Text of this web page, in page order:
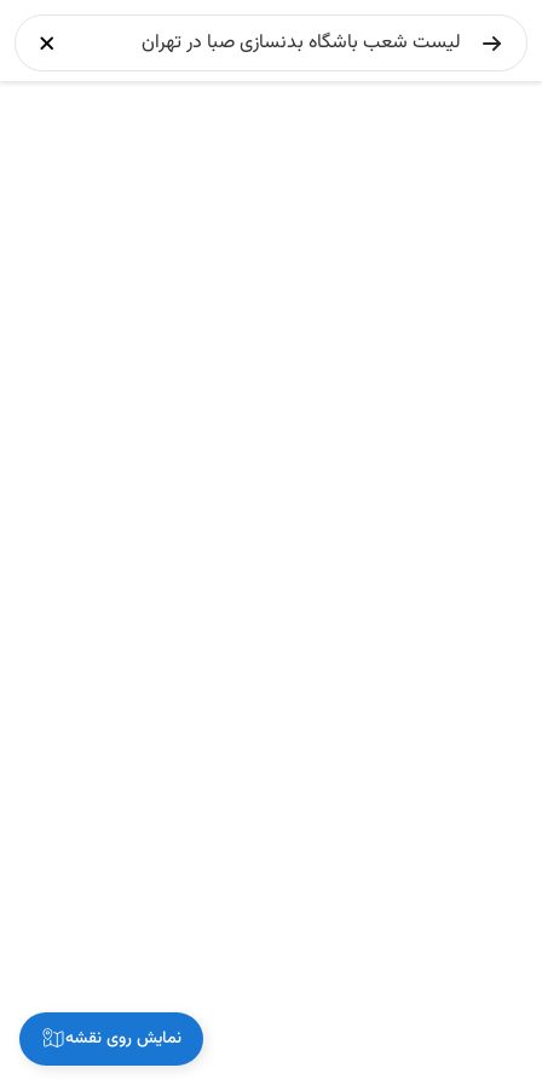
نمایش روی نقشه